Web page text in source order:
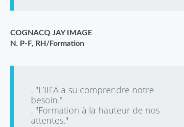
COGNACQ JAY IMAGE
N. P-F, RH/Formation
. "L’IIFA a su comprendre notre
besoin."
. "Formation à la hauteur de nos
attentes."